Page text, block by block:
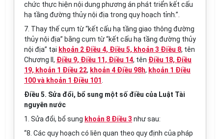
chức thực hiện nội dung phương án phát triển kết cấu
hạ tầng đường thủy nội địa trong quy hoạch tỉnh.”.
7. Thay thế cụm từ “kết cấu hạ tầng giao thông đường
thủy nội địa” bằng cụm từ “kết cấu hạ tầng đường thủy
nội địa” tại khoản 2 Điều 4, Điều 5, khoản 3 Điều 8, tên
Chương II , Điều 9, Điều 11, Điều 14, tên Điều 18, Điều
19, khoản 1 Điều 22, khoản 4 Điều 98h, khoản 1 Điều
100 và khoản 1 Điều 101
Điều 5. Sửa đổi, bổ sung một số điều của Luật Tài
nguyên nước
1. Sửa đổi, bổ sung khoản 8 Điều 3 như sau:
“8. Các quy hoạch có liên quan theo quy định của pháp